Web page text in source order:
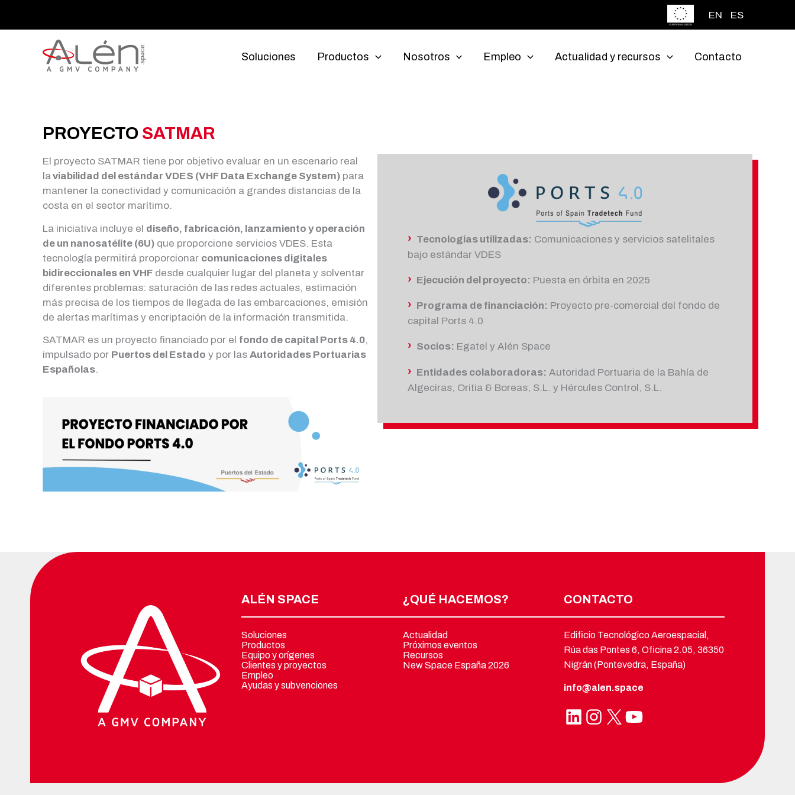
EN ES
Soluciones Productos Nosotros Empleo Actualidad y recursos Contacto
PROYECTO SATMAR
El proyecto SATMAR tiene por objetivo evaluar en un escenario real
laviabilidad del estándar VDES (VHF Data Exchange System) para
mantener la conectividad y comunicación a grandes distancias de la
costa en el sector marítimo.
La iniciativa incluye el diseño, fabricación, lanzamiento y operación
de un nanosatélite (6U) que proporcione servicios VDES. Esta
tecnología permitirá proporcionar comunicaciones digitales
bidireccionales en VHF desde cualquier lugar del planeta y solventar
diferentes problemas: saturación de las redes actuales, estimación
más precisa de los tiempos de llegada de las embarcaciones, emisión
de alertas marítimas y encriptación de la información transmitida.
SATMAR es un proyecto financiado por el fondo de capital Ports 4.0,
impulsado por Puertos del Estado y por las Autoridades Portuarias
Españolas.
› Tecnologías utilizadas: Comunicaciones y servicios satelitales
bajo estándar VDES
› Ejecución del proyecto: Puesta en órbita en 2025
› Programa de financiación: Proyecto pre-comercial del fondo de
capital Ports 4.0
› Socios: Egatel y Alén Space
› Entidades colaboradoras: Autoridad Portuaria de la Bahía de
Algeciras, Oritia & Boreas, S.L. y Hércules Control, S.L.
ALÉN SPACE
Soluciones
Productos
Equipo y orígenes
Clientes y proyectos
Empleo
Ayudas y subvenciones
¿QUÉ HACEMOS?
Actualidad
Próximos eventos
Recursos
New Space España 2026
CONTACTO
Edificio Tecnológico Aeroespacial,
Rúa das Pontes 6, Oficina 2.05, 36350
Nigrán (Pontevedra, España)
info@alen.space
LinkedIn Instagram X YouTube